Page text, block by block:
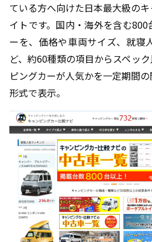
ている方へ向けた日本最大級の
イトです。国内・海外を含む
ーを、価格や車両サイズ、就寝
ど、約60種類の項目からスペッ
ピングカーが人気かを一定期間
形式で表示。